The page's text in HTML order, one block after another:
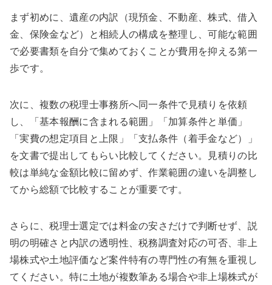
まず初めに、遺産の内訳（現預金、不動産、株式、借入
金、保険金など）と相続人の構成を整理し、可能な範囲
で必要書類を自分で集めておくことが費用を抑える第一
歩です。
次に、複数の税理士事務所へ同一条件で見積りを依頼
し、「基本報酬に含まれる範囲」「加算条件と単価」
「実費の想定項目と上限」「支払条件（着手金など）」
を文書で提出してもらい比較してください。見積りの比
較は単純な金額比較に留めず、作業範囲の違いを調整し
てから総額で比較することが重要です。
さらに、税理士選定では料金の安さだけで判断せず、説
明の明確さと内訳の透明性、税務調査対応の可否、非上
場株式や土地評価など案件特有の専門性の有無を重視し
てください。特に土地が複数筆ある場合や非上場株式が